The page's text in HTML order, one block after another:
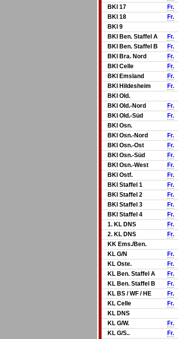
BKl 17
Fr.
BKl 18
Fr.
BKl 9
BKl Ben. Staffel A
Fr.
BKl Ben. Staffel B
Fr.
BKl Bra. Nord
Fr.
BKl Celle
Fr.
BKl Emsland
Fr.
BKl Hildesheim
Fr.
BKl Old.
BKl Old.-Nord
Fr.
BKl Old.-Süd
Fr.
BKl Osn.
BKl Osn.-Nord
Fr.
BKl Osn.-Ost
Fr.
BKl Osn.-Süd
Fr.
BKl Osn.-West
Fr.
BKl Ostf.
Fr.
BKl Staffel 1
Fr.
BKl Staffel 2
Fr.
BKl Staffel 3
Fr.
BKl Staffel 4
Fr.
1. KL DNS
Fr.
2. KL DNS
Fr.
KK Ems./Ben.
KL G/N
Fr.
KL Oste.
Fr.
KL Ben. Staffel A
Fr.
KL Ben. Staffel B
Fr.
KL BS / WF / HE
Fr.
KL Celle
Fr.
KL DNS
KL G/W.
Fr.
KL G/S..
Fr.